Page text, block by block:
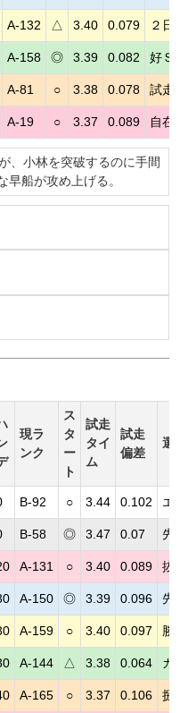
A-132 △ 3.40 0.079 ２日
A-158 ◎ 3.39 0.082 好Ｓ
A-81 ○ 3.38 0.078 試走
A-19 ○ 3.37 0.089 自在
、小林を突破するのに手間
船が攻め上げる。
現ラ
ンク
ス
タ
ー
ト
試走
タイ
ム
試走
偏差
選
B-92 ○ 3.44 0.102 エ
B-58 ◎ 3.47 0.07 先
A-131 ○ 3.40 0.089 抜
A-150 ◎ 3.39 0.096 先
A-159 ○ 3.40 0.097 勝
A-144 △ 3.38 0.064 カ
A-165 ○ 3.37 0.106 捌